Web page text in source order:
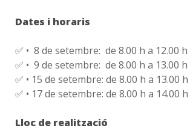
Dates i horaris
✅ • 8 de setembre: de 8.00 h a 12.00 h
✅ • 9 de setembre: de 8.00 h a 13.00 h
✅ • 15 de setembre: de 8.00 h a 13.00 h
✅ • 17 de setembre: de 8.00 h a 14.00 h
Lloc de realització